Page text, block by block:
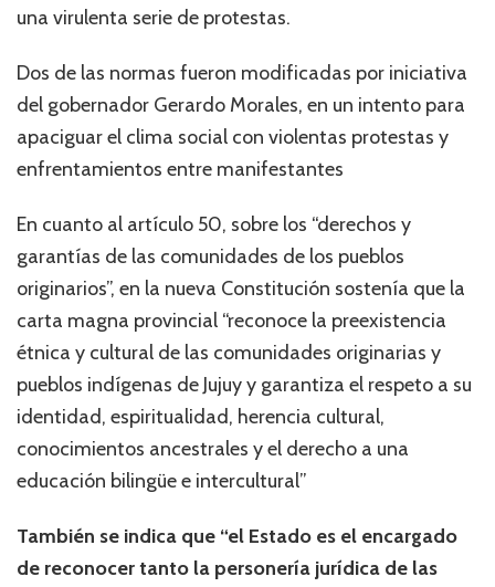
una virulenta serie de protestas.
Dos de las normas fueron modificadas por iniciativa
del gobernador Gerardo Morales, en un intento para
apaciguar el clima social con violentas protestas y
enfrentamientos entre manifestantes
En cuanto al artículo 50, sobre los “derechos y
garantías de las comunidades de los pueblos
originarios”, en la nueva Constitución sostenía que la
carta magna provincial “reconoce la preexistencia
étnica y cultural de las comunidades originarias y
pueblos indígenas de Jujuy y garantiza el respeto a su
identidad, espiritualidad, herencia cultural,
conocimientos ancestrales y el derecho a una
educación bilingüe e intercultural”
También se indica que “el Estado es el encargado
de reconocer tanto la personería jurídica de las